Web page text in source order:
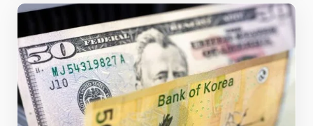
dikkat çekerek, y…